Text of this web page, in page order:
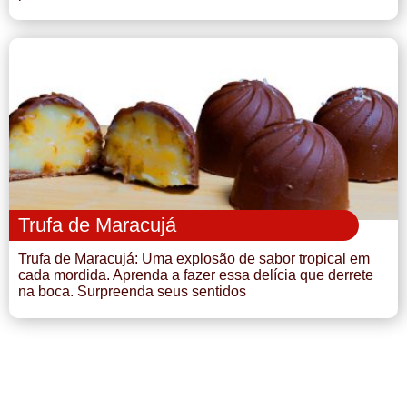
Trufa de Maracujá
Trufa de Maracujá: Uma explosão de sabor tropical em
cada mordida. Aprenda a fazer essa delícia que derrete
na boca. Surpreenda seus sentidos